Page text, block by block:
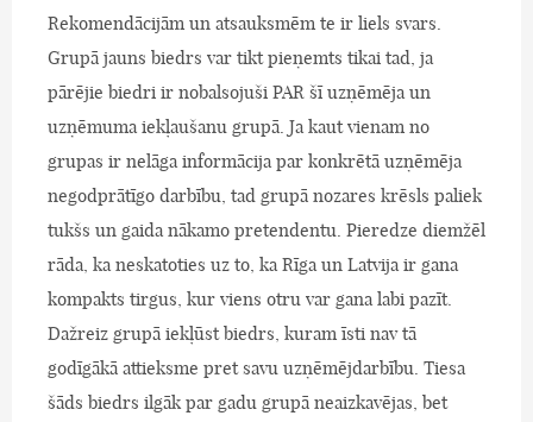
Rekomendācijām un atsauksmēm te ir liels svars.
Grupā jauns biedrs var tikt pieņemts tikai tad, ja
pārējie biedri ir nobalsojuši PAR šī uzņēmēja un
uzņēmuma iekļaušanu grupā. Ja kaut vienam no
grupas ir nelāga informācija par konkrētā uzņēmēja
negodprātīgo darbību, tad grupā nozares krēsls paliek
tukšs un gaida nākamo pretendentu. Pieredze diemžēl
rāda, ka neskatoties uz to, ka Rīga un Latvija ir gana
kompakts tirgus, kur viens otru var gana labi pazīt.
Dažreiz grupā iekļūst biedrs, kuram īsti nav tā
godīgākā attieksme pret savu uzņēmējdarbību. Tiesa
šāds biedrs ilgāk par gadu grupā neaizkavējas, bet